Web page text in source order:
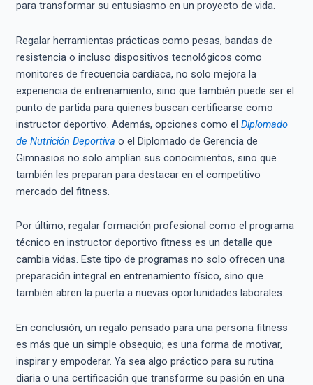
para transformar su entusiasmo en un proyecto de vida.
Regalar herramientas prácticas como pesas, bandas de
resistencia o incluso dispositivos tecnológicos como
monitores de frecuencia cardíaca, no solo mejora la
experiencia de entrenamiento, sino que también puede ser el
punto de partida para quienes buscan certificarse como
instructor deportivo. Además, opciones como el Diplomado
de Nutrición Deportiva o el Diplomado de Gerencia de
Gimnasios no solo amplían sus conocimientos, sino que
también les preparan para destacar en el competitivo
mercado del fitness.
Por último, regalar formación profesional como el programa
técnico en instructor deportivo fitness es un detalle que
cambia vidas. Este tipo de programas no solo ofrecen una
preparación integral en entrenamiento físico, sino que
también abren la puerta a nuevas oportunidades laborales.
En conclusión, un regalo pensado para una persona fitness
es más que un simple obsequio; es una forma de motivar,
inspirar y empoderar. Ya sea algo práctico para su rutina
diaria o una certificación que transforme su pasión en una